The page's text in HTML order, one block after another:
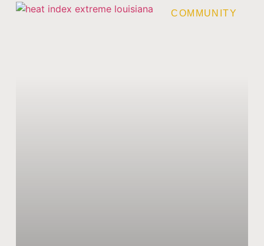
COMMUNITY